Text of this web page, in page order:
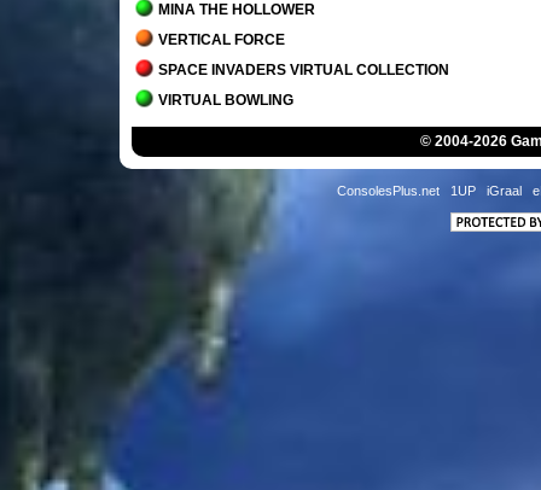
MINA THE HOLLOWER
VERTICAL FORCE
SPACE INVADERS VIRTUAL COLLECTION
VIRTUAL BOWLING
MORTAL KOMBAT 1
JACK BROS.
DETROIT - BECOME HUMAN
MARIO'S TENNIS
THE MANSION OF INNSMOUTH
3D TETRIS
RED ALARM
SUPER MARIO BROS. WONDER + RENDEZ-VOUS AU
PARC BELLABEL
© 2004-2026
ConsolesPlus.net 1UP iGraal